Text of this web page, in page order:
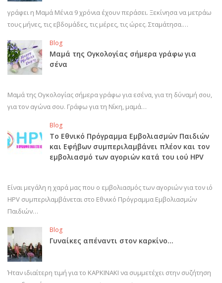
γράφει η Μαμά Μένια 9 χρόνια έχουν περάσει. Ξεκίνησα να μετράω
τους μήνες, τις εβδομάδες, τις μέρες, τις ώρες. Σταμάτησα.…
Blog
Μαμά της Ογκολογίας σήμερα γράφω για
σένα
Μαμά της Ογκολογίας σήμερα γράφω για εσένα, για τη δύναμή σου,
για τον αγώνα σου. Γράφω για τη Νίκη, μαμά…
Blog
Το Εθνικό Πρόγραμμα Εμβολιασμών Παιδιών
και Εφήβων συμπεριλαμβάνει πλέον και τον
εμβολιασμό των αγοριών κατά του ιού HPV
Είναι μεγάλη η χαρά μας που ο εμβολιασμός των αγοριών για τον ιό
HPV συμπεριλαμβάνεται στο Εθνικό Πρόγραμμα Εμβολιασμών
Παιδιών…
Blog
Γυναίκες απέναντι στον καρκίνο…
Ήταν ιδιαίτερη τιμή για το ΚΑΡΚΙΝΑΚΙ να συμμετέχει στην συζήτηση